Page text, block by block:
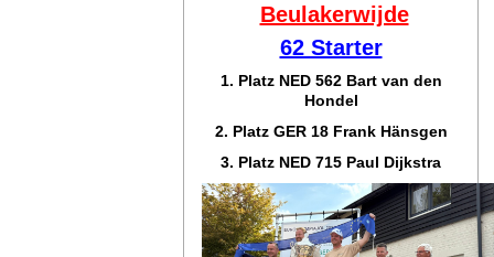
Beulakerwijde
62 Starter
1. Platz NED 562 Bart van den
Hondel
2. Platz GER 18 Frank Hänsgen
3. Platz NED 715 Paul Dijkstra